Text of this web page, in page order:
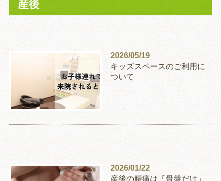
産後
2026/05/19
キッズスペースのご利用に
ついて
2026/01/22
産後の腰痛は「骨盤だけ」